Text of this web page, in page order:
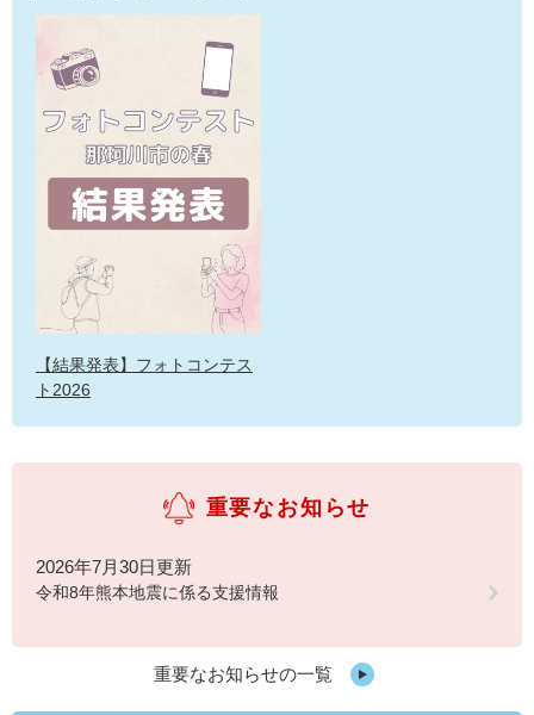
【結果発表】フォトコンテス
ト2026
重要なお知らせ
2026年7月30日更新
令和8年熊本地震に係る支援情報
重要なお知らせの一覧